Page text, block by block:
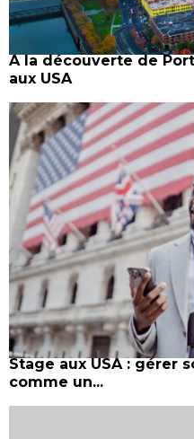
A la découverte de
aux USA
Stage aux USA : gérer
comme un...